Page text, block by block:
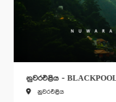
නුවරඑළිය - BLACKPOOL
නුවරඑළිය